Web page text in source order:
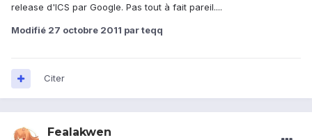
release d'ICS par Google. Pas tout à fait pareil....
Modifié 27 octobre 2011 par teqq
Citer
Fealakwen